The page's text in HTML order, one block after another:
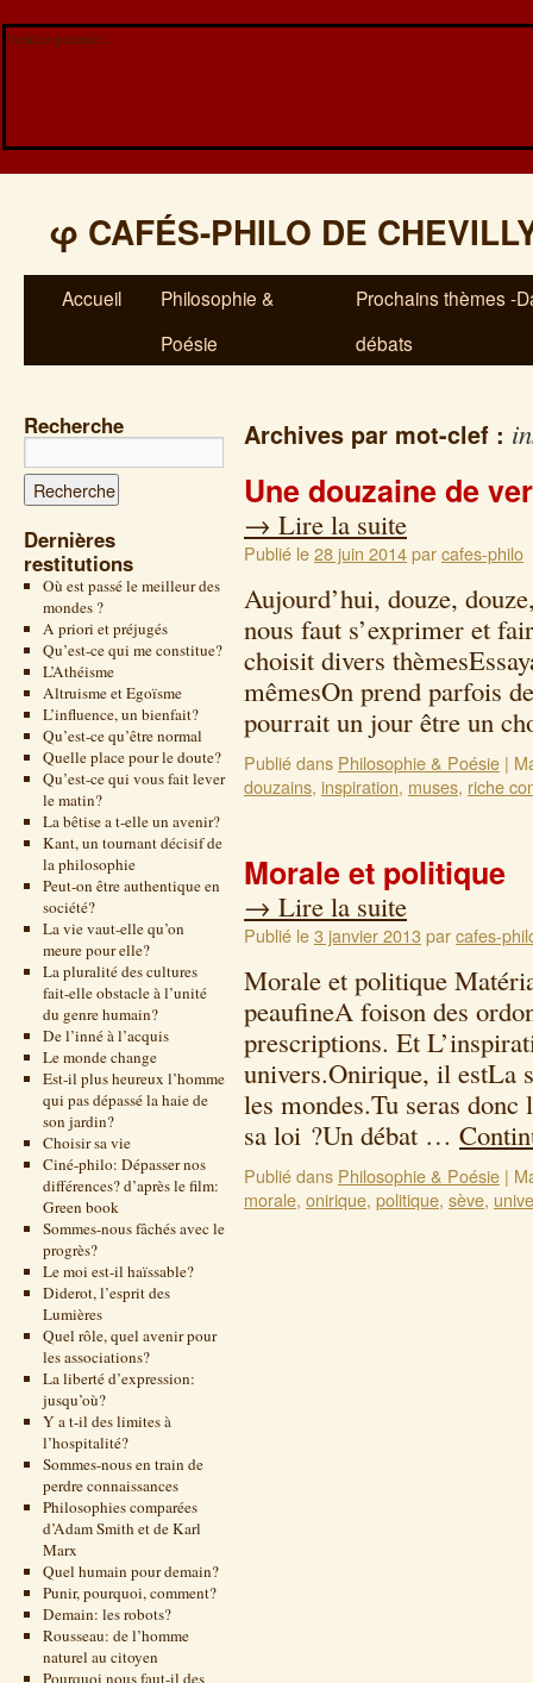
Veuillez patienter...
φ CAFÉS-PHILO DE
Accueil
Philosophie &
Poésie
Prochains thèmes -
débats
Recherche
Dernières
restitutions
Où est passé le meilleur des
mondes ?
A priori et préjugés
Qu’est-ce qui me constitue?
L’Athéisme
Altruisme et Egoïsme
L’influence, un bienfait?
Qu’est-ce qu’être normal
Quelle place pour le doute?
Qu’est-ce qui vous fait lever
le matin?
La bêtise a t-elle un avenir?
Kant, un tournant décisif de
la philosophie
Peut-on être authentique en
société?
La vie vaut-elle qu’on
meure pour elle?
La pluralité des cultures
fait-elle obstacle à l’unité
du genre humain?
De l’inné à l’acquis
Le monde change
Est-il plus heureux l’homme
qui pas dépassé la haie de
son jardin?
Choisir sa vie
Ciné-philo: Dépasser nos
différences? d’après le film:
Green book
Sommes-nous fâchés avec le
progrès?
Le moi est-il haïssable?
Diderot, l’esprit des
Lumières
Quel rôle, quel avenir pour
les associations?
La liberté d’expression:
jusqu’où?
Y a t-il des limites à
l’hospitalité?
Sommes-nous en train de
perdre connaissances
Philosophies comparées
d’Adam Smith et de Karl
Marx
Quel humain pour demain?
Punir, pourquoi, comment?
Demain: les robots?
Rousseau: de l’homme
naturel au citoyen
Pourquoi nous faut-il des
Archives par mot-clef :
Une douzaine de
→ Lire la suite
Publié le28 juin 2014parcafes-philo
Aujourd’hui, douze,
nous faut s’exprimer et
choisit divers
mêmesOn prend parfois
pourrait un jour être un
Publié dans Philosophie & Poésie |
douzains, inspiration, muses, riche
Morale et politique
→ Lire la suite
Publié le3 janvier 2013parcafes-
Morale et politique
peaufineA foison des
prescriptions. Et
univers.Onirique, il estLa
les mondes.Tu seras
sa loi ?Un débat …
Publié dans Philosophie & Poésie |
morale, onirique, politique, sève,